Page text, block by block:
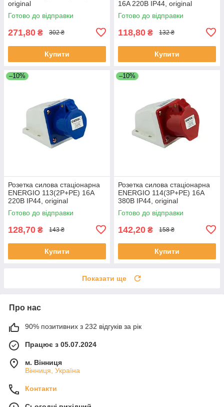
original
Готово до відправки
271,80 ₴ 302 ₴
Купити
16A 220В IP44, original
Готово до відправки
118,80 ₴ 132 ₴
Купити
–10%
Розетка силова стаціонарна
ENERGIO 113(2P+PE) 16A
220В IP44, original
Готово до відправки
128,70 ₴ 143 ₴
Купити
–10%
Розетка силова стаціонарна
ENERGIO 114(3P+PE) 16A
380В IP44, original
Готово до відправки
142,20 ₴ 158 ₴
Купити
Показати ще
Про нас
90% позитивних з 232 відгуків за рік
Працює з 05.07.2024
м. Вінниця
Вінниця, Україна
Контакти